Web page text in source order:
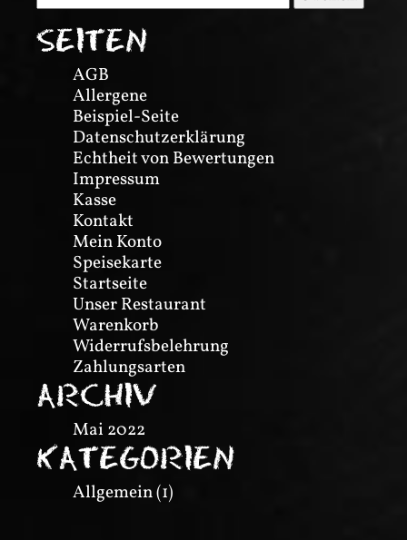
nach:
SEITEN
AGB
Allergene
Beispiel-Seite
Datenschutzerklärung
Echtheit von Bewertungen
Impressum
Kasse
Kontakt
Mein Konto
Speisekarte
Startseite
Unser Restaurant
Warenkorb
Widerrufsbelehrung
Zahlungsarten
ARCHIV
Mai 2022
KATEGORIEN
Allgemein(1)